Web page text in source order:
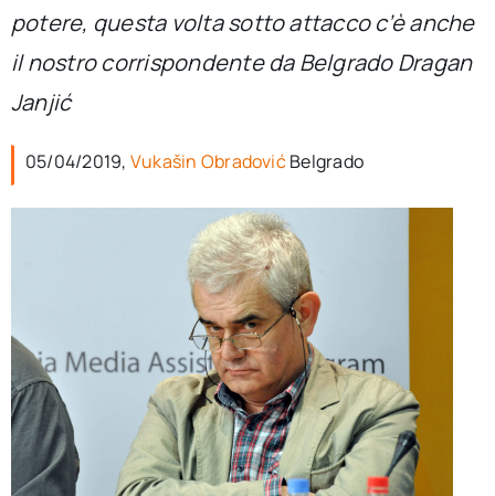
Cerca
per:
potere, questa volta sotto attacco c’è anche
il nostro corrispondente da Belgrado Dragan
Janjić
05/04/2019, Vukašin ObradovićBelgrado